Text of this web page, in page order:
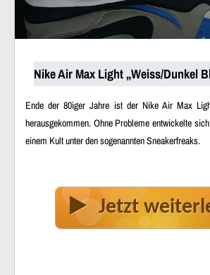
Nike Air Max Light „Weiss/Dunkel
Ende der 80iger Jahre ist der Nike Air Max
herausgekommen. Ohne Probleme entwickelte
einem Kult unter den sogenannten Sneakerfreaks.
Jetzt